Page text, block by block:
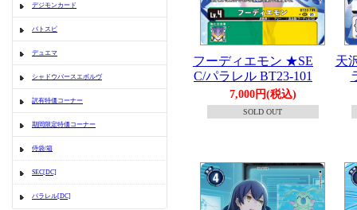
デジモンカード
バトスピ
デュエマ
シャドウバースエボルヴ
訳有特価コーナー
期間限定特価コーナー
侍袋/箱
SEC[DC]
パラレル[DC]
フーディエモン ★SE
C/パラレル BT23-101
7,000円(税込)
SOLD OUT
天